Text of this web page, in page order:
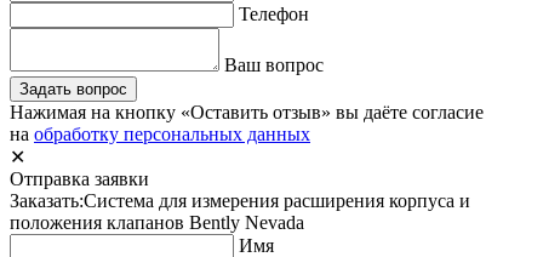
Телефон
Ваш вопрос
Задать вопрос
Нажимая на кнопку «Оставить отзыв» вы даёте согласие
на обработку персональных данных
✕
Отправка заявки
Заказать:Система для измерения расширения корпуса и
положения клапанов Bently Nevada
Имя